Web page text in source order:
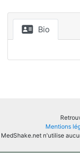
Bio
Mentions
MedShake.net n'utilise